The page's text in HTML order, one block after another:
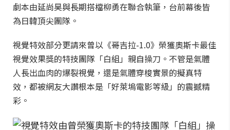
劇本由延尚昊與長期搭檔柳勇在聯合執筆，台前幕後皆
為日韓頂尖團隊。
視覺特效部分更請來曾以《哥吉拉-1.0》榮獲奧斯卡最佳
視覺效果獎的特技團隊「白組」親自操刀。不管是氣體
人長出血肉的爆裂視覺，還是氣體穿梭實景的擬真特
效，都被網友大讚根本是「好萊塢電影等級」的震撼精
彩。